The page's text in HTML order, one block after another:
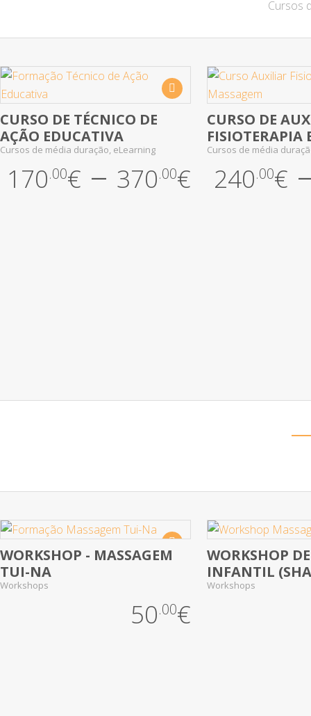
Cursos
Destaque
No Review Yet
CURSO DE TÉCNICO DE
AÇÃO EDUCATIVA
Cursos de média duração, eLearning
170.00€ – 370.00€
No Review Yet
CURSO DE
FISIOTERAPIA
Cursos de média
240.00€
Destaque
No Review Yet
WORKSHOP - MASSAGEM
TUI-NA
Workshops
50.00€
No Review Yet
WORKSHOP
INFANTIL
Workshops